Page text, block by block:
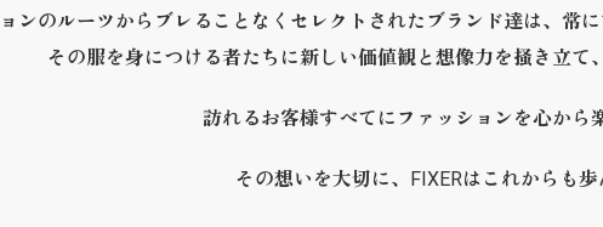
ンのルーツからブレることなくセレクトされたブランド達は、常
その服を身につける者たちに新しい価値観と想像力を掻き立て
訪れるお客様すべてにファッションを心から
その想いを大切に、FIXERはこれからも歩